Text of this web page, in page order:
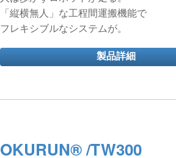
「縦横無人」な工程間運搬機能で
フレキシブルなシステムが。
製品詳細
OKURUN® /TW300